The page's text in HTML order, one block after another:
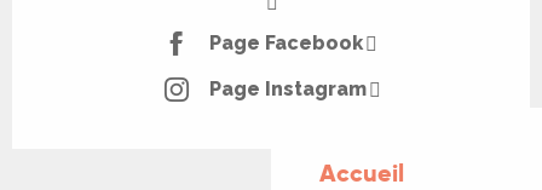
Accueil
Page Facebook
Page Instagram